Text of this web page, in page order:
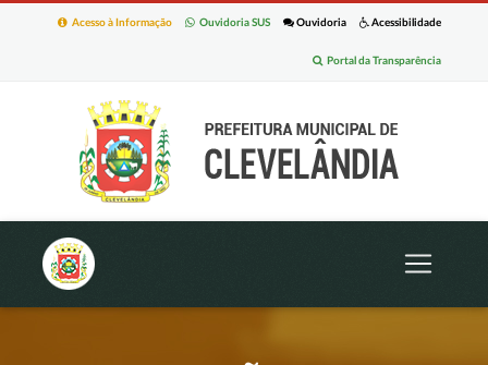
Acessibilidade
Ouvidoria
Ouvidoria SUS
Acesso à Informação
Portal da Transparência